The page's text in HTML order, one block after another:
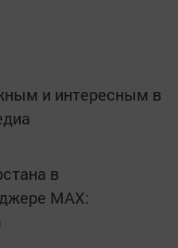
и интересным в
в
MАХ: